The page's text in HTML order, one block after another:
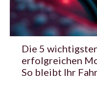
Die 5
erfolgreichen
So bleibt Ihr